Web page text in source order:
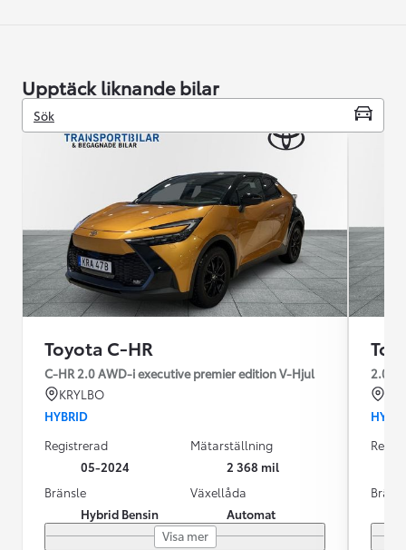
Upptäck liknande bilar
Sök
Toyota C-HR
C-HR 2.0 AWD-i executive premier edition V-Hjul
KRYLBO
HYBRID
Registrerad
05-2024
Mätarställning
2 368 mil
Bränsle
Hybrid Bensin
Växellåda
Automat
Visa mer
2.0